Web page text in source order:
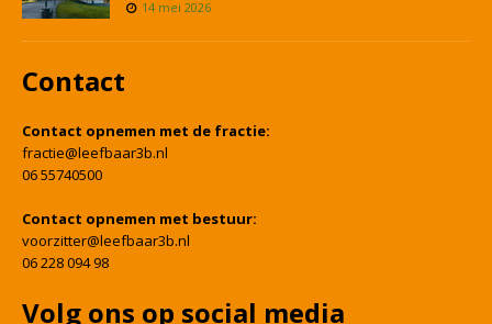
14 mei 2026
Contact
Contact opnemen met de fractie:
fractie@leefbaar3b.nl
06 55740500
Contact opnemen met bestuur:
voorzitter@leefbaar3b.nl
06 228 094 98
Volg ons op social media